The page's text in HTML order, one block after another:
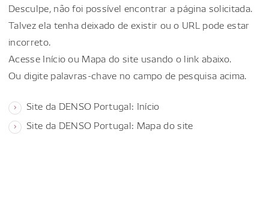
Desculpe, não foi possível encontrar a página solicitada.
Talvez ela tenha deixado de existir ou o URL pode estar
incorreto.
Acesse Início ou Mapa do site usando o link abaixo.
Ou digite palavras-chave no campo de pesquisa acima.
Site da DENSO Portugal: Início
Site da DENSO Portugal: Mapa do site